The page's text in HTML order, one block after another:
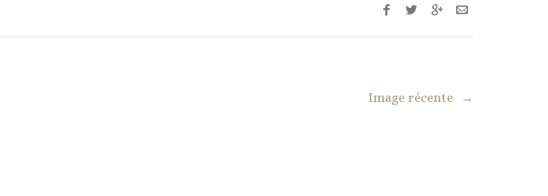
Image récente →